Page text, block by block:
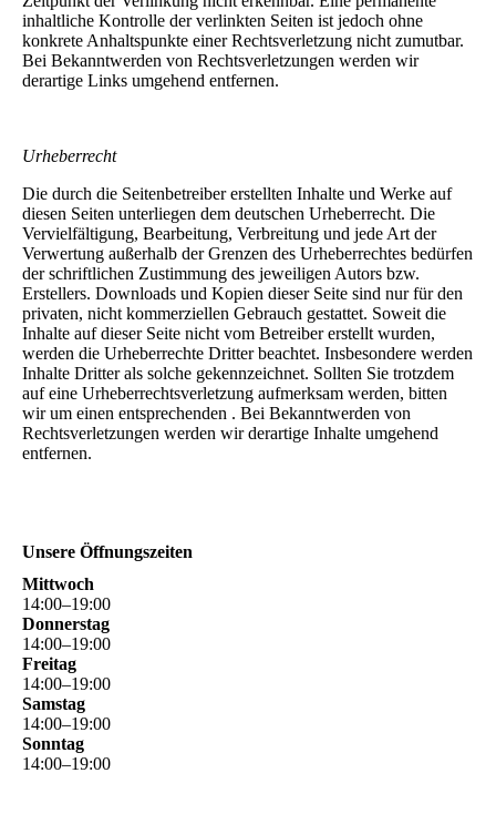
inhaltliche Kontrolle der verlinkten Seiten ist jedoch ohne
konkrete Anhaltspunkte einer Rechtsverletzung nicht zumutbar.
Bei Bekanntwerden von Rechtsverletzungen werden wir
derartige Links umgehend entfernen.
Urheberrecht
Die durch die Seitenbetreiber erstellten Inhalte und Werke auf
diesen Seiten unterliegen dem deutschen Urheberrecht. Die
Vervielfältigung, Bearbeitung, Verbreitung und jede Art der
Verwertung außerhalb der Grenzen des Urheberrechtes bedürfen
der schriftlichen Zustimmung des jeweiligen Autors bzw.
Erstellers. Downloads und Kopien dieser Seite sind nur für den
privaten, nicht kommerziellen Gebrauch gestattet. Soweit die
Inhalte auf dieser Seite nicht vom Betreiber erstellt wurden,
werden die Urheberrechte Dritter beachtet. Insbesondere werden
Inhalte Dritter als solche gekennzeichnet. Sollten Sie trotzdem
auf eine Urheberrechtsverletzung aufmerksam werden, bitten
wir um einen entsprechenden . Bei Bekanntwerden von
Rechtsverletzungen werden wir derartige Inhalte umgehend
entfernen.
Unsere Öffnungszeiten
Mittwoch
14:00–19:00
Donnerstag
14:00–19:00
Freitag
14:00–19:00
Samstag
14:00–19:00
Sonntag
14:00–19:00